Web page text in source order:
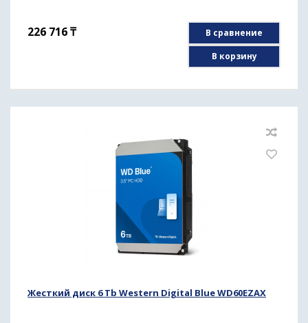
226 716₸
В сравнение
В корзину
Жесткий диск 6 Tb Western Digital Blue WD60EZAX